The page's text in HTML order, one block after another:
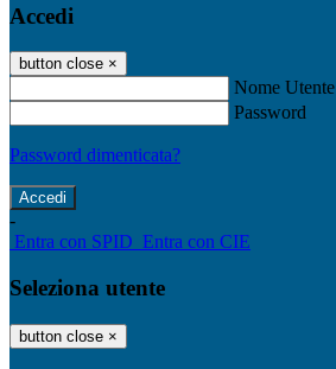
Accedi
button close ×
Nome Utente
Password
Password dimenticata?
-
Entra con SPID Entra con CIE
Seleziona utente
button close ×